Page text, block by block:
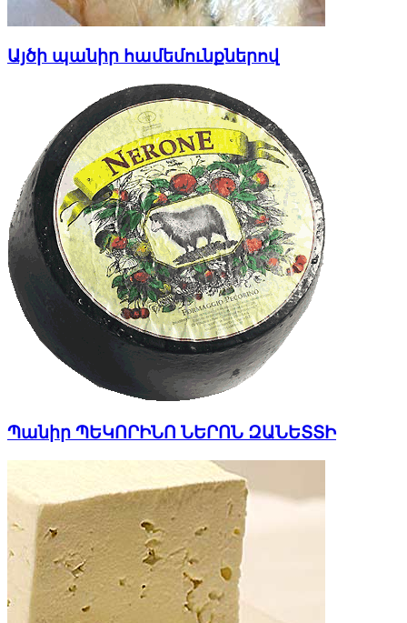
Այծի պանիր համեմունքներով
Պանիր ՊԵԿՈՐԻՆՈ ՆԵՐՈՆ ԶԱՆԵՏՏԻ